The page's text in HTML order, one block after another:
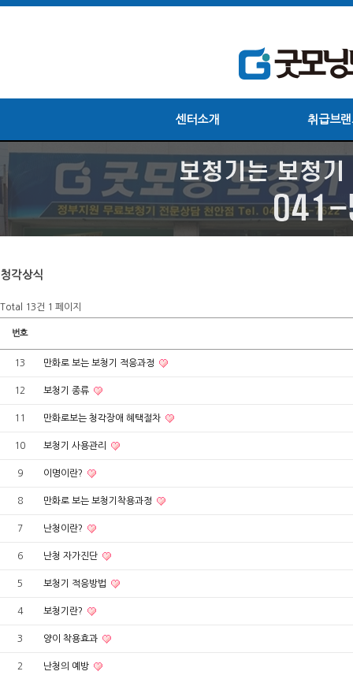
센터소개 취급브
청각상식
Total 13건 1 페이지
번호
13 만화로 보는 보청기 적응과정
12 보청기 종류
11 만화로보는 청각장애 혜택절차
10 보청기 사용관리
9 이명이란?
8 만화로 보는 보청기착용과정
7 난청이란?
6 난청 자가진단
5 보청기 적응방법
4 보청기란?
3 양이 착용효과
2 난청의 예방